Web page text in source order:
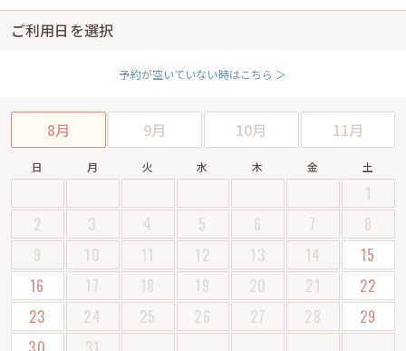
ご利用日を選択
予約が空いていない時はこちら ＞
8月 9月 10月 11月
日 月 火 水 木 金 土
1
2
3 4 5 6 7
8
9
10 11 12 13 14
15
16
17 18 19 20 21
22
23
24 25 26 27 28
29